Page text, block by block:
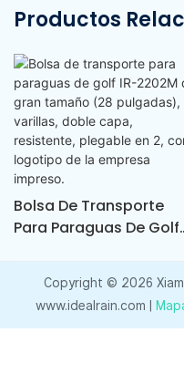
Productos
Bolsa De Transporte
Para Paraguas De Golf
8 Varillas, Doble Capa,
Resistente, Plegable En
Copyright © 2026
www.idealrain.com |